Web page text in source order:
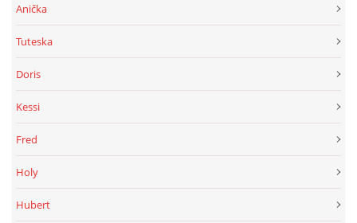
Anička
Tuteska
Doris
Kessi
Fred
Holy
Hubert